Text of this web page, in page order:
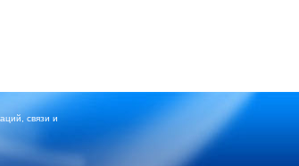
связи и